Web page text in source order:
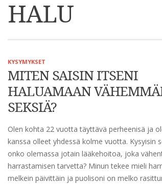
HALU
KYSYMYKSET
MITEN SAISIN ITSENI
HALUAMAAN
SEKSIÄ?
Olen kohta 22 vuotta täyttävä perheenisä ja
kanssa olleet yhdessä kolme vuotta. Kysyisin
onko olemassa jotain lääkehoitoa, joka
harrastamisen tarvetta? Minun tekee mieli
melkein päivittäin ja puolisoni on melko